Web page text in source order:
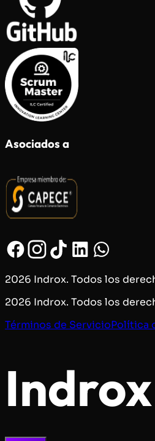
Asociados a
2026 Indrox. Todos los
2026 Indrox. Todos los
Términos de ServicioPolítica
Indrox